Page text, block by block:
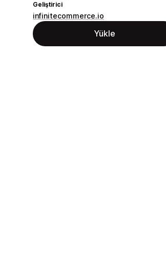
Geliştirici
infinitecommerce.io
Yükle